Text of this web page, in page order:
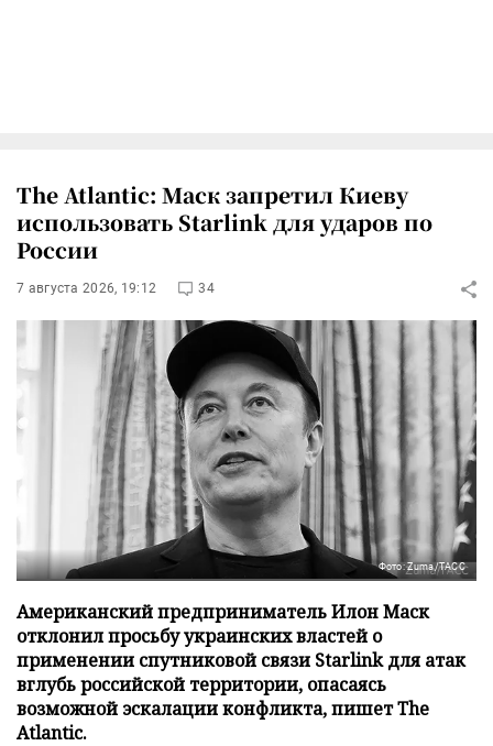
The Atlantic: Маск запретил Киеву
использовать Starlink для ударов по
России
7 августа 2026, 19:12 34
Фото: Zuma/ТАСС
Американский предприниматель Илон Маск
отклонил просьбу украинских властей о
применении спутниковой связи Starlink для атак
вглубь российской территории, опасаясь
возможной эскалации конфликта, пишет The
Atlantic.